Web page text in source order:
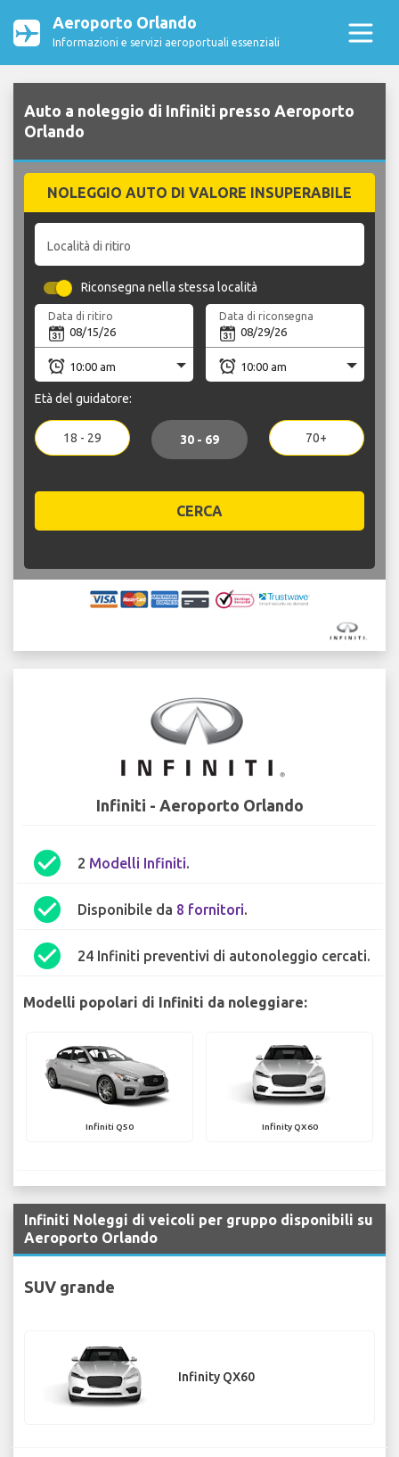
Aeroporto Orlando
Informazioni e servizi aeroportuali essenziali
Auto a noleggio di Infiniti presso Aeroporto
Orlando
NOLEGGIO AUTO DI VALORE INSUPERABILE
Località di ritiro
Riconsegna nella stessa località
Data di ritiro Data di riconsegna
Età del guidatore:
18 - 29 30 - 69 70+
CERCA
Infiniti - Aeroporto Orlando
check_circle 2 Modelli Infiniti.
check_circle Disponibile da 8 fornitori.
check_circle 24 Infiniti preventivi di autonoleggio cercati.
Modelli popolari di Infiniti da noleggiare:
Infiniti Q50 Infinity QX60
Infiniti Noleggi di veicoli per gruppo disponibili su
Aeroporto Orlando
SUV grande
Infinity QX60